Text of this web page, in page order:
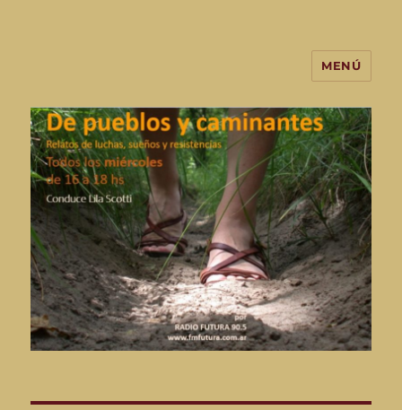
De Pueblos y Caminantes-
programa de radio
MENÚ